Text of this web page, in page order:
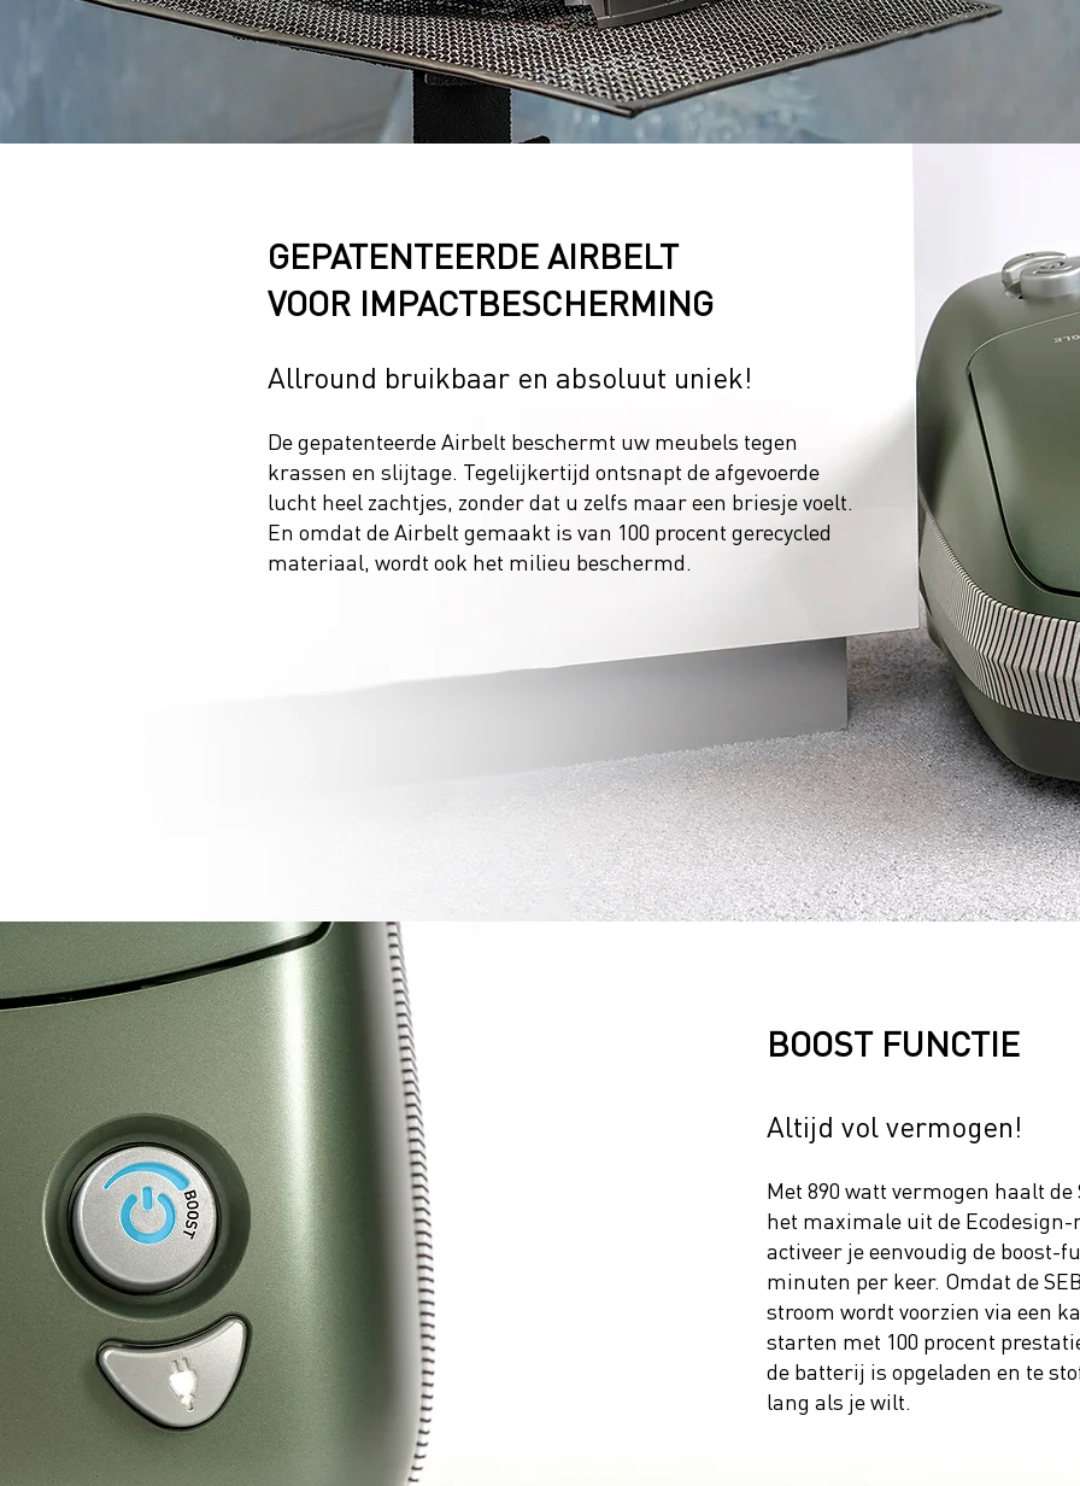
GEPATENTEERDE AIRBELT
VOOR IMPACTBESCHERMING
Allround bruikbaar en absoluut uniek!
De gepatenteerde Airbelt beschermt uw meubels tegen
krassen en slijtage. Tegelijkertijd ontsnapt de afgevoerde
lucht heel zachtjes, zonder dat u zelfs maar een briesje voelt.
En omdat de Airbelt gemaakt is van 100 procent gerecycled
materiaal, wordt ook het milieu beschermd.
BOOST FUNCTIE
Altijd vol vermogen!
Met 890 watt vermogen haalt de
het maximale uit de
activeer je eenvoudig de boost-
minuten per keer. Omdat de
stroom wordt voorzien via een
starten met 100 procent
de batterij is opgeladen en te
lang als je wilt.